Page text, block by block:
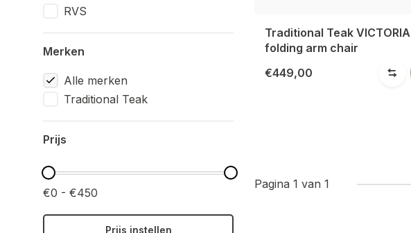
RVS
Merken
Alle merken
Traditional Teak
Prijs
€0 - €450
Prijs instellen
Traditional Teak VICTORIA
folding arm chair
€449,00
Pagina 1 van 1